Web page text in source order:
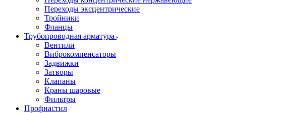
Переходы эксцентрические
Тройники
Фланцы
Трубопроводная арматура
Вентили
Виброкомпенсаторы
Задвижки
Затворы
Клапаны
Краны шаровые
Фильтры
Профнастил